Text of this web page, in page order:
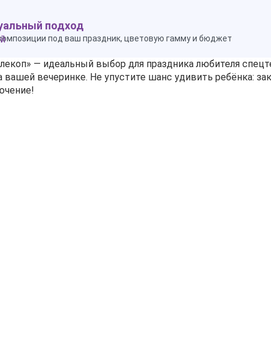
подход
под ваш праздник, цветовую гамму и бюджет
— идеальный выбор для праздника любителя
вечеринке. Не упустите шанс удивить ребёнка: